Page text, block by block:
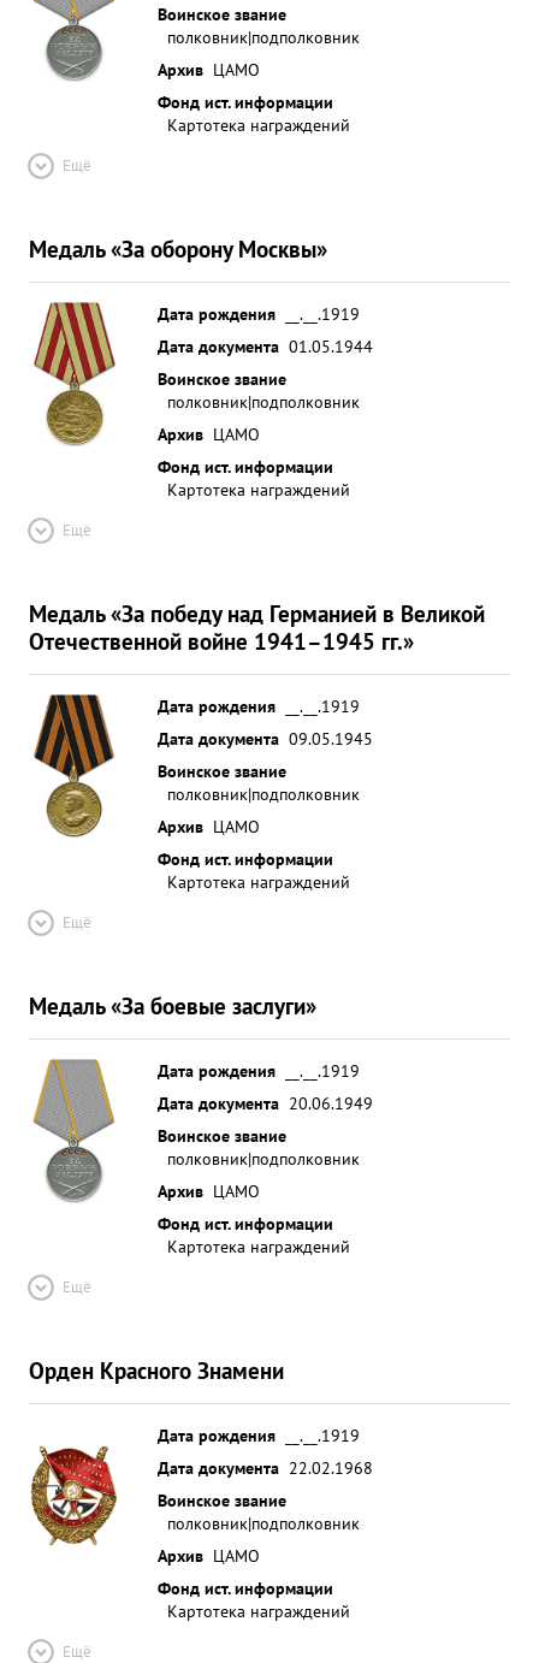
Воинское звание
полковник|подполковник
Архив ЦАМО
Фонд ист. информации
Картотека награждений
Ещё
Медаль «За оборону Москвы»
Дата рождения
__.__.1919
Дата документа 01.05.1944
Воинское звание
полковник|подполковник
Архив ЦАМО
Фонд ист. информации
Картотека награждений
Ещё
Медаль «За победу над Германией в Великой
Отечественной войне 1941–1945 гг.»
Дата рождения
__.__.1919
Дата документа 09.05.1945
Воинское звание
полковник|подполковник
Архив ЦАМО
Фонд ист. информации
Картотека награждений
Ещё
Медаль «За боевые заслуги»
Дата рождения
__.__.1919
Дата документа 20.06.1949
Воинское звание
полковник|подполковник
Архив ЦАМО
Фонд ист. информации
Картотека награждений
Ещё
Орден Красного Знамени
Дата рождения
__.__.1919
Дата документа 22.02.1968
Воинское звание
полковник|подполковник
Архив ЦАМО
Фонд ист. информации
Картотека награждений
Ещё